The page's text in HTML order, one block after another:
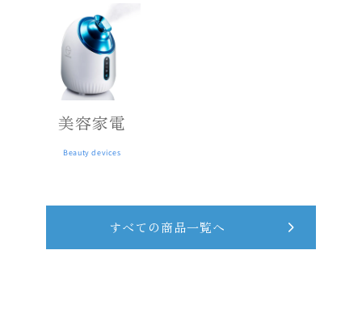
美容家電
Beauty devices
すべての商品一覧へ